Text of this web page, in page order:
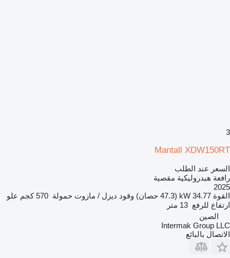
3
Mantall XDW150RT
السعر عند الطلب
رافعة هيدروليكية مقصية
2025
القوة 34.77 kW (47.3 حصان) وقود ديزل / مازوت حمولة 570 كجم
علو
ارتفاع للرفع 13 متر
الصين
Intermak Group LLC
الاتصال بالبائع